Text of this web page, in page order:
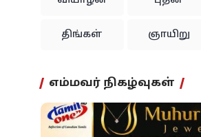
திங்கள் ஞாயிறு
எம்மவர் நிகழ்வுகள்